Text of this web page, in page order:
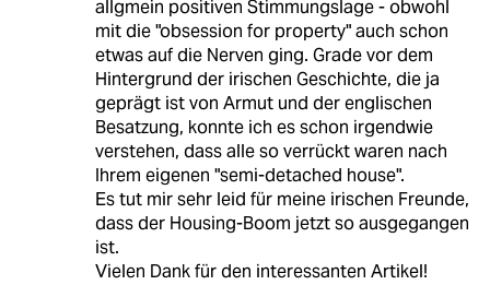
allgmein positiven Stimmungslage - obwohl
mit die "obsession for property" auch schon
etwas auf die Nerven ging. Grade vor dem
Hintergrund der irischen Geschichte, die ja
geprägt ist von Armut und der englischen
Besatzung, konnte ich es schon irgendwie
verstehen, dass alle so verrückt waren nach
Ihrem eigenen "semi-detached house".
Es tut mir sehr leid für meine irischen Freunde,
dass der Housing-Boom jetzt so ausgegangen
ist.
Vielen Dank für den interessanten Artikel!